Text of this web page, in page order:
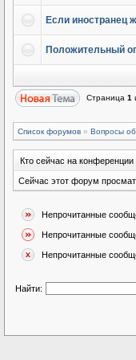
Если иностранец
Положительный
Страница 1
Список форумов » Вопросы
Кто сейчас на конференции
Сейчас этот форум
Непрочитанные
Непрочитанные
Непрочитанные
Найти: